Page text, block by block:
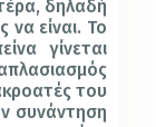
δηλαδή
είναι. Το
γίνεται
του
συνάντηση